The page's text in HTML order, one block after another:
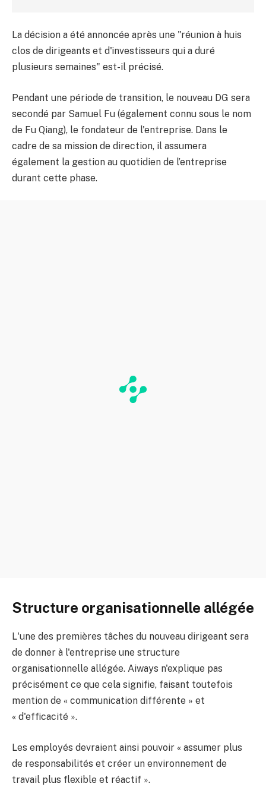
La décision a été annoncée après une "réunion à huis
clos de dirigeants et d'investisseurs qui a duré
plusieurs semaines" est-il précisé.
Pendant une période de transition, le nouveau DG sera
secondé par Samuel Fu (également connu sous le nom
de Fu Qiang), le fondateur de l'entreprise. Dans le
cadre de sa mission de direction, il assumera
également la gestion au quotidien de l’entreprise
durant cette phase.
Structure organisationnelle allégée
L'une des premières tâches du nouveau dirigeant sera
de donner à l'entreprise une structure
organisationnelle allégée. Aiways n'explique pas
précisément ce que cela signifie, faisant toutefois
mention de « communication différente » et
« d'efficacité ».
Les employés devraient ainsi pouvoir « assumer plus
de responsabilités et créer un environnement de
travail plus flexible et réactif ».